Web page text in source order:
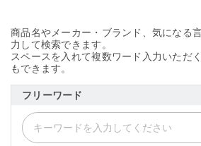
商品名やメーカー・ブランド、気になる
力して検索できます。
スペースを入れて複数ワード入力いただ
もできます。
フリーワード